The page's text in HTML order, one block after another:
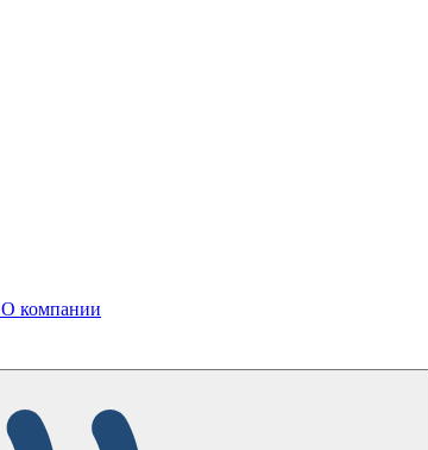
О компании